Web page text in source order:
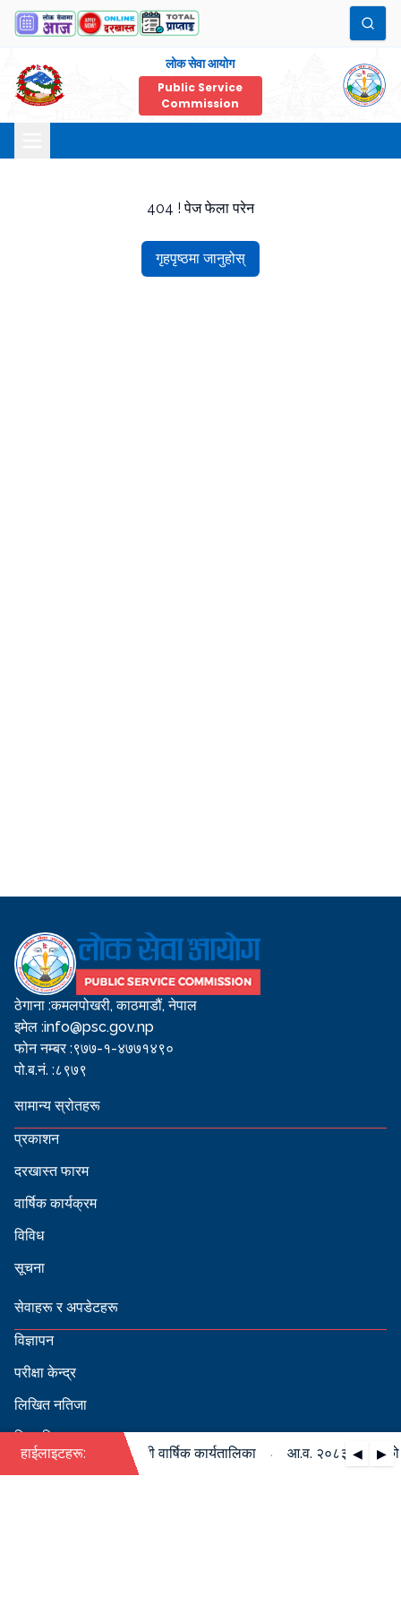
लोक सेवा आयोग
Public Service
Commission
404 ! पेज फेला परेन
गृहपृष्ठमा जानुहोस्
ठेगाना :कमलपोखरी, काठमाडौं, नेपाल
इमेल :info@psc.gov.np
फोन नम्बर :९७७-१-४७७१४९०
पो.ब.नं. :८९७९
सामान्य स्रोतहरू
प्रकाशन
दरखास्त फारम
वार्षिक कार्यक्रम
विविध
सूचना
सेवाहरू र अपडेटहरू
विज्ञापन
परीक्षा केन्द्र
लिखित नतिजा
सिफारिस
हाईलाइटहरू: ◀ ▶
०८४ को पदपूर्ति सम्बन्धी वार्षिक कार्यतालिका आ.व. २०८३/०८४ को